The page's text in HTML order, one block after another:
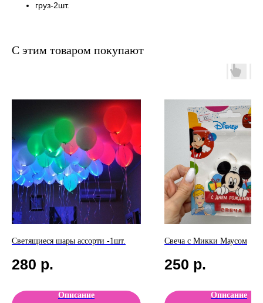
груз-2шт.
С этим товаром покупают
Светящиеся шары ассорти -1шт.
280 р.
Описание
Свеча с Микки Маусом
250 р.
Описание